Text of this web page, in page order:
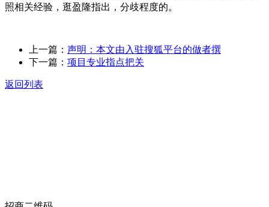
照相关经验，逛盈隆指出，分歧程度的。
上一篇： 声明：本文由入驻搜狐平台的做者撰
下一篇： 项目专业指点把关
返回列表